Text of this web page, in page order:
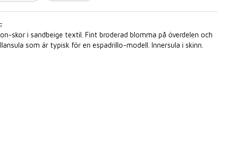
skor i sandbeige textil. Fint broderad blomma på överdelen och
som är typisk för en espadrillo-modell. Innersula i skinn.